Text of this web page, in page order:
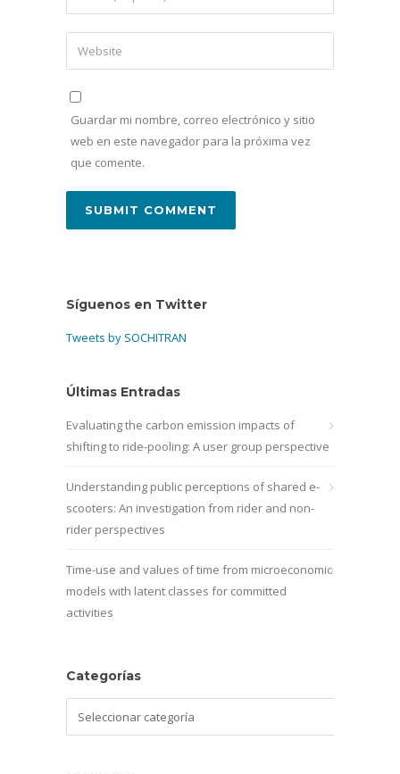
Guardar mi nombre, correo electrónico y sitio
web en este navegador para la próxima vez
que comente.
Síguenos en Twitter
Tweets by SOCHITRAN
Últimas Entradas
Evaluating the carbon emission impacts of
shifting to ride-pooling: A user group perspective
Understanding public perceptions of shared e-
scooters: An investigation from rider and non-
rider perspectives
Time-use and values of time from microeconomic
models with latent classes for committed
activities
Categorías